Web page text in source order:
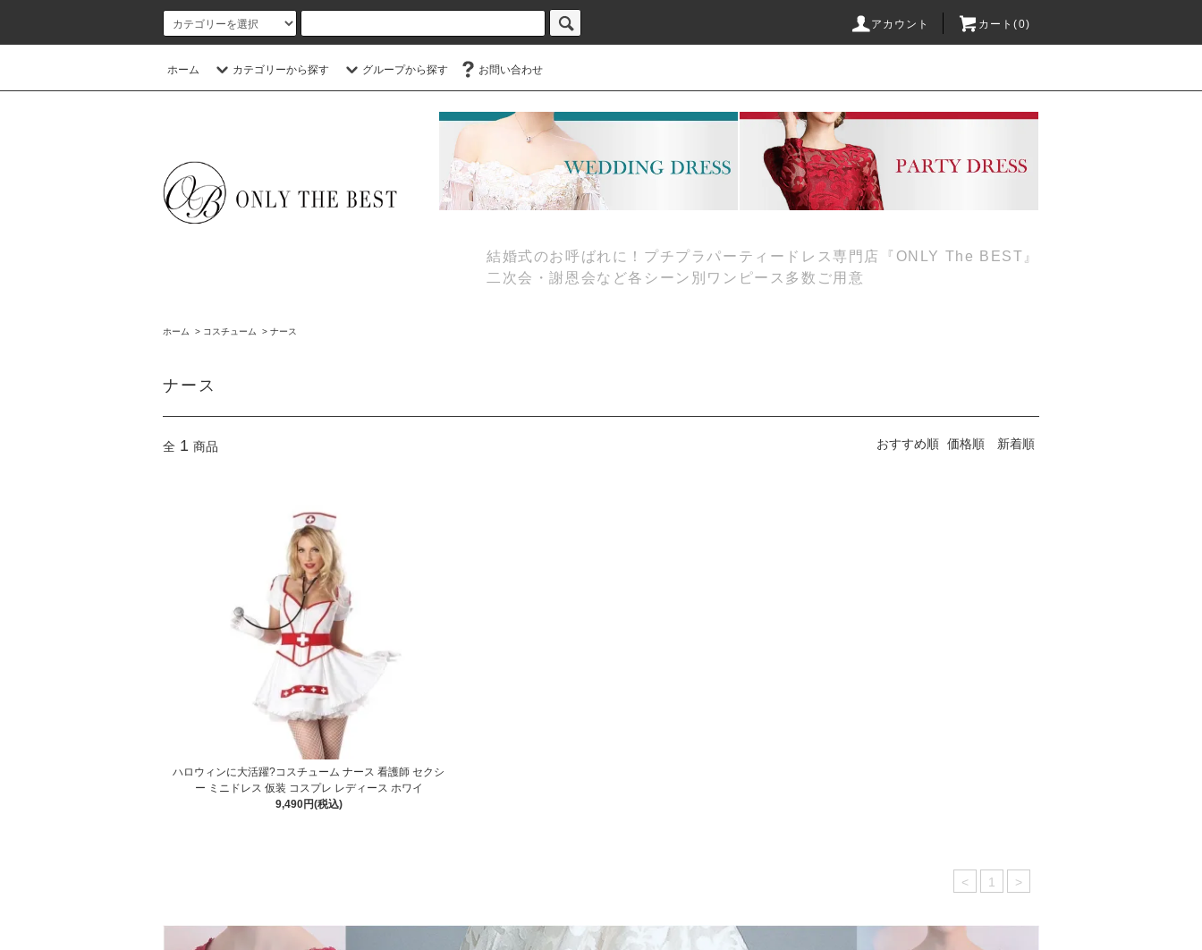
アカウント カート(0)
ホーム カテゴリーから探す グループから探す お問い合わせ
結婚式のお呼ばれに！プチプラパーティードレス専門店『ONLY The BEST』
二次会・謝恩会など各シーン別ワンピース多数ご用意
ホーム > コスチューム > ナース
ナース
全 1 商品 おすすめ順 価格順 新着順
ハロウィンに大活躍?コスチューム ナース 看護師 セクシ
ー ミニドレス 仮装 コスプレ レディース ホワイ
9,490円(税込)
< 1 >